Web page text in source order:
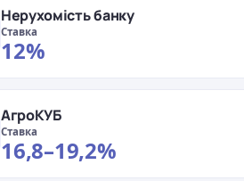
Нерухомість банку
Ставка
12%
АгроКУБ
Ставка
16,8–19,2%